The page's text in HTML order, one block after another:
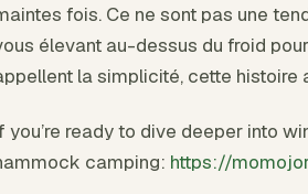
fois. Ce ne sont pas une
élevant au-dessus du froid
la simplicité, cette
you’re ready to dive deeper into
camping: https://